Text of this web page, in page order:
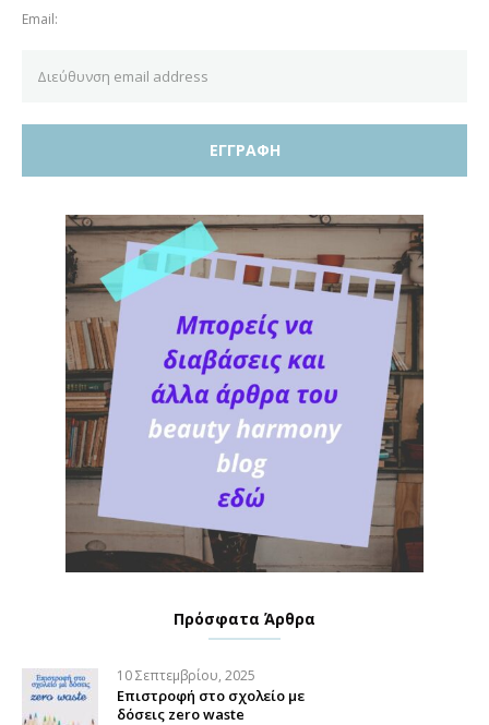
Email:
Πρόσφατα Άρθρα
10 Σεπτεμβρίου, 2025
Επιστροφή στο σχολείο με
δόσεις zero waste